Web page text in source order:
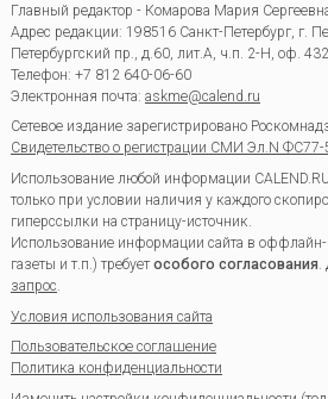
Главный редактор - Комарова Мария
Адрес редакции: 198516 Санкт-Петербург, г.
Петербургский пр., д.60, лит.А, ч.п. 2-Н, оф.
Телефон: +7 812 640-06-60
Электронная почта: askme@calend.ru
Сетевое издание зарегистрировано
Свидетельство о регистрации СМИ Эл.N ФС77-
Использование любой информации
только при условии наличия у каждого
гиперссылки на страницу-источник.
Использование информации сайта в
газеты и т.п.) требуетособого согласования.
запрос.
Условия использования сайта
Пользовательское соглашение
Политика конфиденциальности